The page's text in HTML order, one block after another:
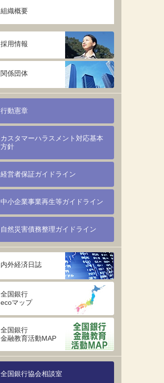
組織概要
採用情報
関係団体
行動憲章
カスタマーハラスメント対応基本
方針
経営者保証ガイドライン
中小企業事業再生等ガイドライン
自然災害債務整理ガイドライン
内外経済日誌
全国銀行
ecoマップ
全国銀行
金融教育活動MAP
全国銀行協会相談室